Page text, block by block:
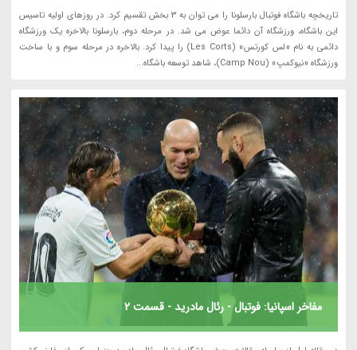
تاریخچه باشگاه فوتبال بارسلونا را می توان به 3 بخش تقسیم کرد. در روزهای اولیه تاسیس
این باشگاه، ورزشگاه آن دائما عوض می شد. در مرحله دوم، بارسلونا بالاخره یک ورزشگاه
دائمی به نام «لس کورتس» (Les Corts) را پیدا کرد. بالاخره در مرحله سوم و با ساخت
ورزشگاه «نیوکمپ» (Camp Nou)، شاهد توسعه باشگاه...
مفاخر اسپانیا: فوتبال - رئال مادرید - قسمت 2